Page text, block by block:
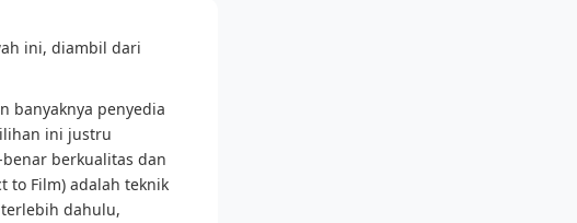
ini, diambil dari
banyaknya penyedia
ini justru
berkualitas dan
to Film) adalah teknik
terlebih dahulu,